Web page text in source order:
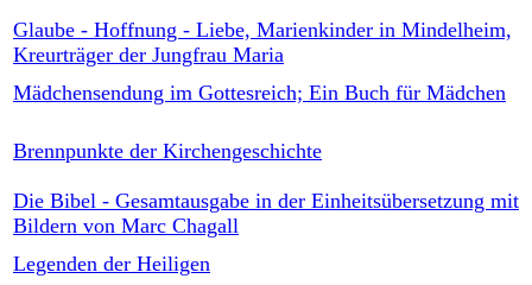
Glaube - Hoffnung - Liebe, Marienkinder in Mindelheim,
Kreurträger der Jungfrau Maria
Mädchensendung im Gottesreich; Ein Buch für Mädchen
Brennpunkte der Kirchengeschichte
Die Bibel - Gesamtausgabe in der Einheitsübersetzung mit
Bildern von Marc Chagall
Legenden der Heiligen